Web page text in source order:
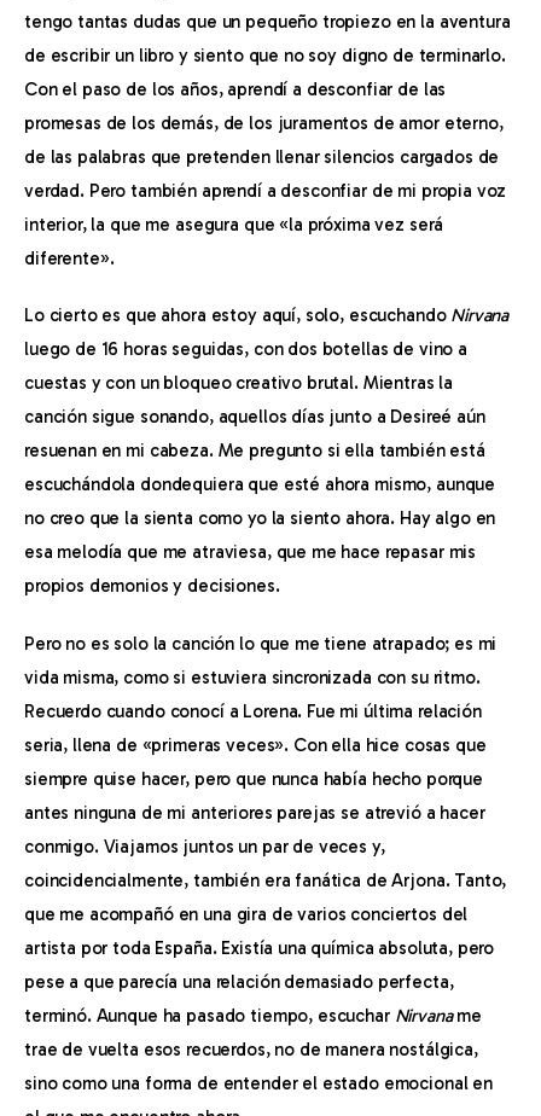
tengo tantas dudas que un pequeño tropiezo en la aventura
de escribir un libro y siento que no soy digno de terminarlo.
Con el paso de los años, aprendí a desconfiar de las
promesas de los demás, de los juramentos de amor eterno,
de las palabras que pretenden llenar silencios cargados de
verdad. Pero también aprendí a desconfiar de mi propia voz
interior, la que me asegura que «la próxima vez será
diferente».
Lo cierto es que ahora estoy aquí, solo, escuchando Nirvana
luego de 16 horas seguidas, con dos botellas de vino a
cuestas y con un bloqueo creativo brutal. Mientras la
canción sigue sonando, aquellos días junto a Desireé aún
resuenan en mi cabeza. Me pregunto si ella también está
escuchándola dondequiera que esté ahora mismo, aunque
no creo que la sienta como yo la siento ahora. Hay algo en
esa melodía que me atraviesa, que me hace repasar mis
propios demonios y decisiones.
Pero no es solo la canción lo que me tiene atrapado; es mi
vida misma, como si estuviera sincronizada con su ritmo.
Recuerdo cuando conocí a Lorena. Fue mi última relación
seria, llena de «primeras veces». Con ella hice cosas que
siempre quise hacer, pero que nunca había hecho porque
antes ninguna de mi anteriores parejas se atrevió a hacer
conmigo. Viajamos juntos un par de veces y,
coincidencialmente, también era fanática de Arjona. Tanto,
que me acompañó en una gira de varios conciertos del
artista por toda España. Existía una química absoluta, pero
pese a que parecía una relación demasiado perfecta,
terminó. Aunque ha pasado tiempo, escuchar Nirvana me
trae de vuelta esos recuerdos, no de manera nostálgica,
sino como una forma de entender el estado emocional en